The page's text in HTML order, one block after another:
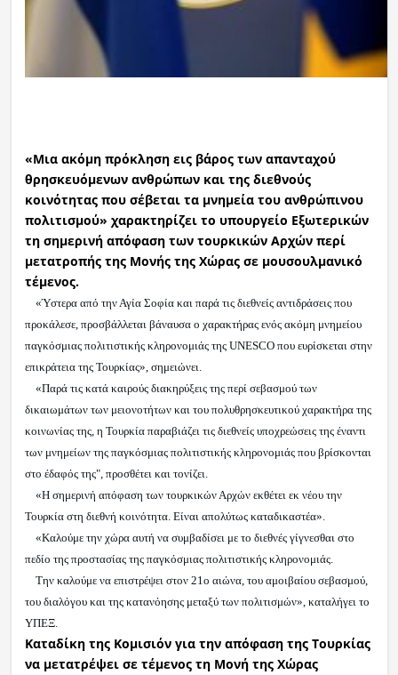
«Μια ακόμη πρόκληση εις βάρος των απανταχού
θρησκευόμενων ανθρώπων και της διεθνούς
κοινότητας που σέβεται τα μνημεία του ανθρώπινου
πολιτισμού» χαρακτηρίζει το υπουργείο Εξωτερικών
τη σημερινή απόφαση των τουρκικών Αρχών περί
μετατροπής της Μονής της Χώρας σε μουσουλμανικό
τέμενος.
«Ύστερα από την Αγία Σοφία και παρά τις διεθνείς αντιδράσεις που
προκάλεσε, προσβάλλεται βάναυσα ο χαρακτήρας ενός ακόμη μνημείου
παγκόσμιας πολιτιστικής κληρονομιάς της UNESCO που ευρίσκεται στην
επικράτεια της Τουρκίας», σημειώνει.
«Παρά τις κατά καιρούς διακηρύξεις της περί σεβασμού των
δικαιωμάτων των μειονοτήτων και του πολυθρησκευτικού χαρακτήρα της
κοινωνίας της, η Τουρκία παραβιάζει τις διεθνείς υποχρεώσεις της έναντι
των μνημείων της παγκόσμιας πολιτιστικής κληρονομιάς που βρίσκονται
στο έδαφός της", προσθέτει και τονίζει.
«Η σημερινή απόφαση των τουρκικών Αρχών εκθέτει εκ νέου την
Τουρκία στη διεθνή κοινότητα. Είναι απολύτως καταδικαστέα».
«Καλούμε την χώρα αυτή να συμβαδίσει με το διεθνές γίγνεσθαι στο
πεδίο της προστασίας της παγκόσμιας πολιτιστικής κληρονομιάς.
Την καλούμε να επιστρέψει στον 21ο αιώνα, του αμοιβαίου σεβασμού,
του διαλόγου και της κατανόησης μεταξύ των πολιτισμών», καταλήγει το
ΥΠΕΞ.
Καταδίκη της Κομισιόν για την απόφαση της Τουρκίας
να μετατρέψει σε τέμενος τη Μονή της Χώρας